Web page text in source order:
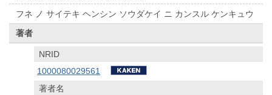
フネ ノ サイテキ ヘンシン ソウダケイ ニ カンスル ケンキュウ
著者
NRID
1000080029561
著者名